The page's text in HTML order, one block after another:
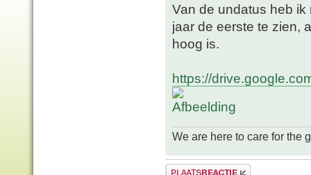
Van de undatus heb
jaar de eerste te zien,
hoog is.
https://
We are here to care for the
Plaats een reactie